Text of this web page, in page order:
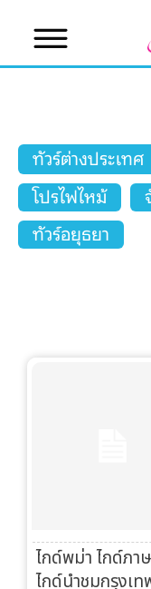
บริษัทเบสเ
โปรไฟไหม้
ทัวร์ต่างประเทศ
โปรไฟไหม้
ทัวร์อยุธยา
ไกด์พม่า ไกด์ภา
ไกด์นำชมกรุงเท